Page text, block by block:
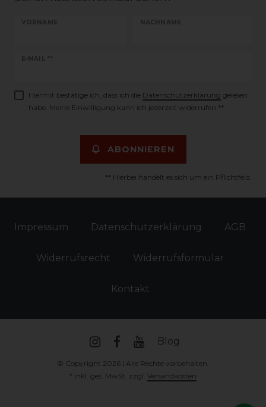
VORNAME NACHNAME
E-MAIL **
Newsletter
Hiermit bestätige ich, dass ich die Daten­schutz­erklärung gelesen
habe. Meine Einwilligung kann ich jederzeit widerrufen.**
ABONNIEREN
** Hierbei handelt es sich um ein Pflichtfeld.
Impressum Daten­schutz­erklärung AGB
Widerrufs­recht Widerrufs­formular
Kontakt
Blog
© Copyright 2026 | Alle Rechte vorbehalten.
* inkl. ges. MwSt. zzgl. Versandkosten